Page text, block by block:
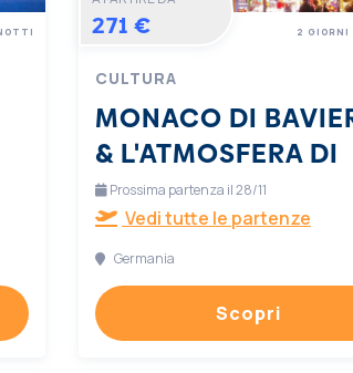
271 €
CULTURA
MONACO DI
& L'ATMOSFERA DI
NATALE
2 GIORNI
Prossima partenza il 28/11
Vedi tutte le partenze
Germania
Scopri